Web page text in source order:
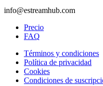
info@estreamhub.com
Precio
FAQ
Términos y condiciones
Política de privacidad
Cookies
Condiciones de